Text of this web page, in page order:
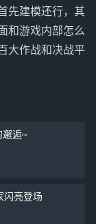
先建模还行，其
和游戏内部怎么
大作战和决战平
邂逅~
闪亮登场